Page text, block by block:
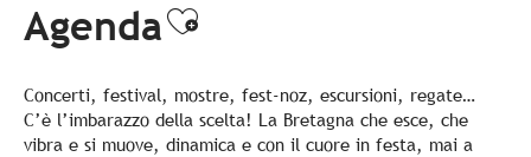
AgendaAjouter aux favoris
Concerti, festival, mostre, fest-noz, escursioni, regate…
C’è l’imbarazzo della scelta! La Bretagna che esce, che
vibra e si muove, dinamica e con il cuore in festa, mai a